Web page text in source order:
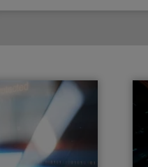
Le difese statiche non
degli endpoint dovrà essere
allineata a Zero Trust e
conformità e gestione delle